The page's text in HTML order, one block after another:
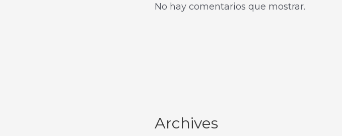
No hay comentarios que mostrar.
Archives